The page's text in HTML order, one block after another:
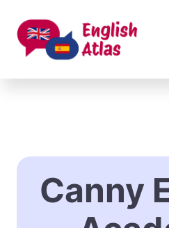
contenido
Canny